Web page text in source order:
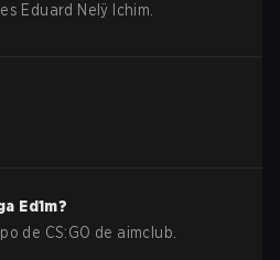
es Eduard Nelÿ Ichim
Ed1m?
de CS:GO de aimclub